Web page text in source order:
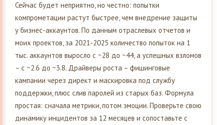
Сейчас будет неприятно, но честно: попытки
компрометации растут быстрее, чем внедрение защиты
у бизнес-аккаунтов. По данным отраслевых отчетов и
моих проектов, за 2021-2025 количество попыток на 1
тыс. аккаунтов выросло с ~28 до ~44, а успешных взломов
– с ~2.6 до ~3.8. Драйверы роста – фишинговые
кампании через директ и маскировка под службу
поддержки, плюс слив паролей из старых баз. Формула
простая: сначала метрики, потом эмоции. Проверьте свою
динамику инцидентов за 12 месяцев и сопоставьте с